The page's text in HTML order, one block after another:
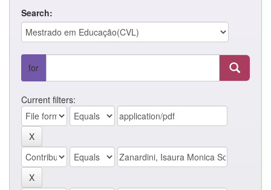
Search:
for
Current filters: